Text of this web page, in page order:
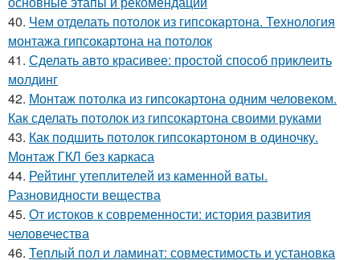
40. Чем отделать потолок из гипсокартона. Технология
монтажа гипсокартона на потолок
41. Сделать авто красивее: простой способ приклеить
молдинг
42. Монтаж потолка из гипсокартона одним человеком.
Как сделать потолок из гипсокартона своими руками
43. Как подшить потолок гипсокартоном в одиночку.
Монтаж ГКЛ без каркаса
44. Рейтинг утеплителей из каменной ваты.
Разновидности вещества
45. От истоков к современности: история развития
человечества
46. Теплый пол и ламинат: совместимость и установка